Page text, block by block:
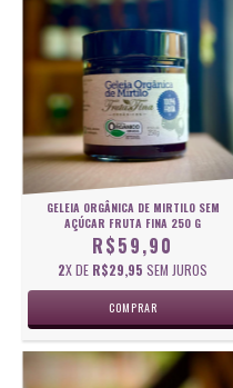
GELEIA ORGÂNICA DE MIRTILO SEM
AÇÚCAR FRUTA FINA 250 G
R$59,90
2X DE R$29,95 SEM JUROS